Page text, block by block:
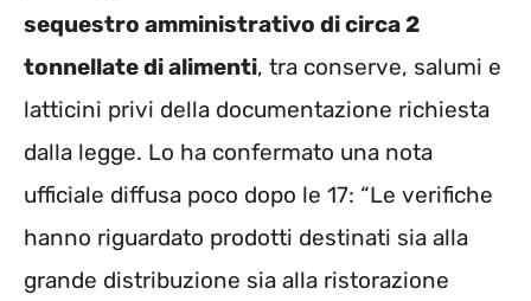
sequestro amministrativo di circa 2
tonnellate di alimenti, tra conserve, salumi e
latticini privi della documentazione richiesta
dalla legge. Lo ha confermato una nota
ufficiale diffusa poco dopo le 17: “Le verifiche
hanno riguardato prodotti destinati sia alla
grande distribuzione sia alla ristorazione